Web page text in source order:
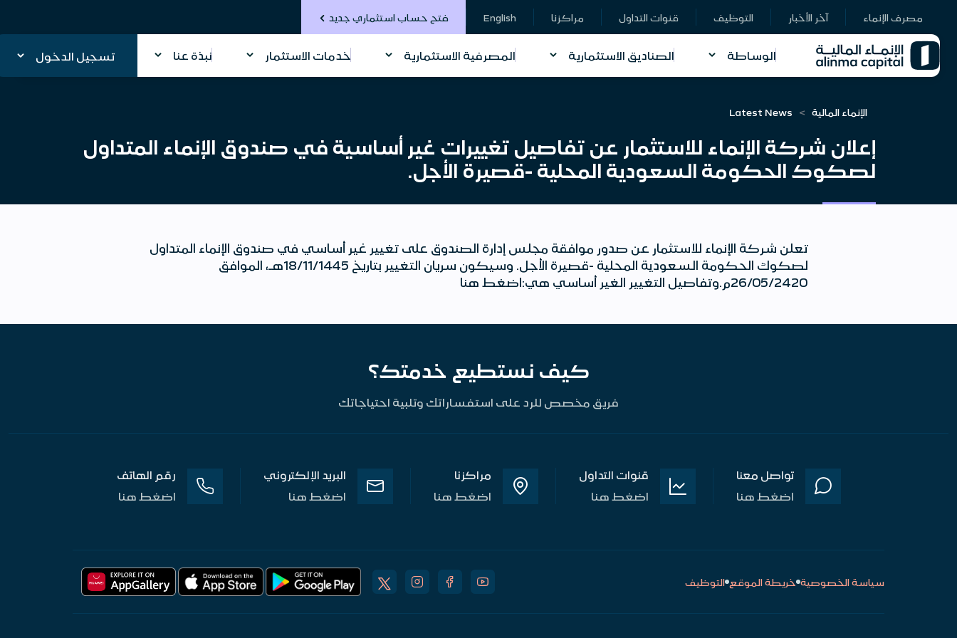
مصرف الإنماء آخر الأخبار التوظيف قنوات التداول مراكزنا English فتح حساب استثماري جديد
الوساطة الصناديق الاستثمارية المصرفية الاستثمارية خدمات الاستثمار نبذة عنا تسجيل الدخول
الإنماء المالية Latest News
إعلان شركة الإنماء للاستثمار عن تفاصيل تغييرات غير أساسية في صندوق الإنماء المتداول
لصكوك الحكومة السعودية المحلية -قصيرة الأجل.
تعلن شركة الإنماء للاستثمار عن صدور موافقة مجلس إدارة الصندوق على تغيير غير أساسي في صندوق الإنماء المتداول
لصكوك الحكومة السعودية المحلية -قصيرة الأجل. وسيكون سريان التغيير بتاريخ 18/11/1445هـ، الموافق
26/05/2420م.وتفاصيل التغيير الغير أساسي هي:اضغط هنا
كيف نستطيع خدمتك؟
فريق مخصص للرد على استفساراتك وتلبية احتياجاتك
تواصل معنا
اضغط هنا
قنوات التداول
اضغط هنا
مراكزنا
اضغط هنا
البريد الإلكتروني
اضغط هنا
رقم الهاتف
اضغط هنا
سياسة الخصوصية خريطة الموقع التوظيف